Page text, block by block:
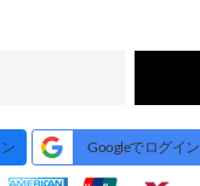
Googleでログイン